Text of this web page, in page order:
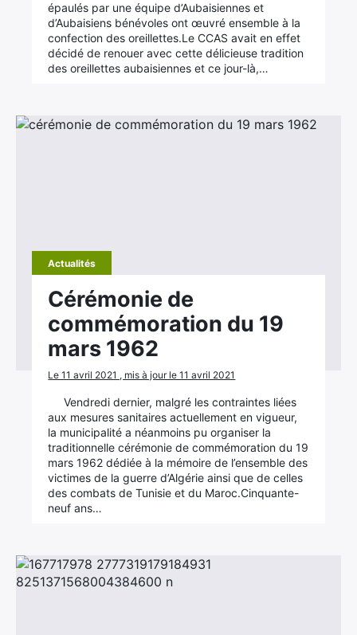
épaulés par une équipe d’Aubaisiennes et
d’Aubaisiens bénévoles ont œuvré ensemble à la
confection des oreillettes.Le CCAS avait en effet
décidé de renouer avec cette délicieuse tradition
des oreillettes aubaisiennes et ce jour-là,…
Actualités
Cérémonie de
commémoration du 19
mars 1962
Le 11 avril 2021 , mis à jour le 11 avril 2021
Vendredi dernier, malgré les contraintes liées
aux mesures sanitaires actuellement en vigueur,
la municipalité a néanmoins pu organiser la
traditionnelle cérémonie de commémoration du 19
mars 1962 dédiée à la mémoire de l’ensemble des
victimes de la guerre d’Algérie ainsi que de celles
des combats de Tunisie et du Maroc.Cinquante-
neuf ans…